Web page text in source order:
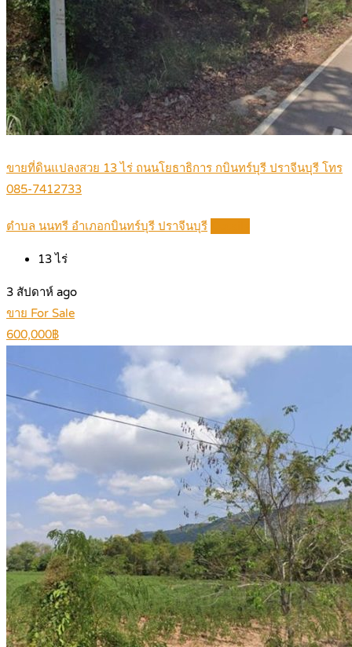
ขายที่ดินแปลงสวย 13 ไร่ ถนนโยธาธิการ กบินทร์บุรี ปราจีนบุรี โทร
085-7412733
ตำบล นนทรี อำเภอกบินทร์บุรี ปราจีนบุรี
13ไร่
3 สัปดาห์ ago
ขาย For Sale
600,000฿